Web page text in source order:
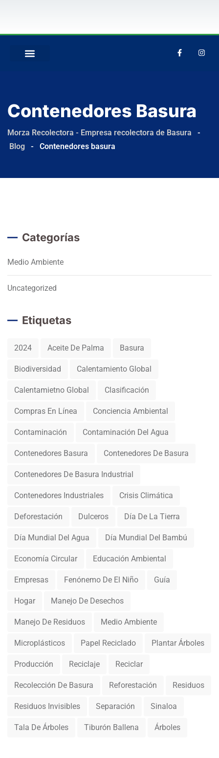
Contenedores Basura
Morza Recolectora - Empresa recolectora de Basura
-
Blog
- Contenedores basura
Categorías
Medio Ambiente
Uncategorized
Etiquetas
2024 Aceite De Palma Basura
Biodiversidad Calentamiento Global
Calentamietno Global Clasificación
Compras En Línea Conciencia Ambiental
Contaminación Contaminación Del Agua
Contenedores Basura Contenedores De Basura
Contenedores De Basura Industrial
Contenedores Industriales Crisis Climática
Deforestación Dulceros Día De La Tierra
Día Mundial Del Agua Día Mundial Del Bambú
Economía Circular Educación Ambiental
Empresas Fenónemo De El Niño Guía
Hogar Manejo De Desechos
Manejo De Residuos Medio Ambiente
Microplásticos Papel Reciclado Plantar Árboles
Producción Reciclaje Reciclar
Recolección De Basura Reforestación Residuos
Residuos Invisibles Separación Sinaloa
Tala De Árboles Tiburón Ballena Árboles